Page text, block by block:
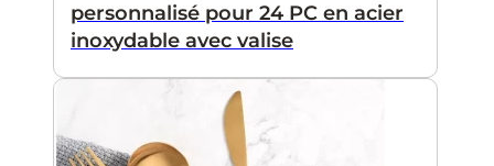
personnalisé pour 24 PC en acier
inoxydable avec valise